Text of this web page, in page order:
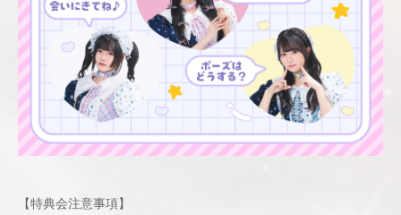
【特典会注意事項】